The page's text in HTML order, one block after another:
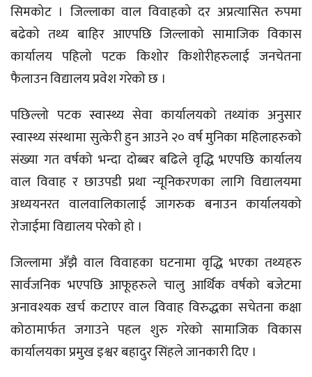
सिमकोट । जिल्लाका वाल विवाहको दर अप्रत्यासित रुपमा
बढेको तथ्य बाहिर आएपछि जिल्लाको सामाजिक विकास
कार्यालय पहिलो पटक किशोर किशोरीहरुलाई जनचेतना
फैलाउन विद्यालय प्रवेश गरेको छ ।
पछिल्लो पटक स्वास्थ्य सेवा कार्यालयको तथ्यांक अनुसार
स्वास्थ्य संस्थामा सुत्केरी हुन आउने २० वर्ष मुनिका महिलाहरुको
संख्या गत वर्षको भन्दा दोब्बर बढिले वृद्धि भएपछि कार्यालय
वाल विवाह र छाउपडी प्रथा न्यूनिकरणका लागि विद्यालयमा
अध्ययनरत वालवालिकालाई जागरुक बनाउन कार्यालयको
रोजाईमा विद्यालय परेको हो ।
जिल्लामा अँझै वाल विवाहका घटनामा वृद्धि भएका तथ्यहरु
सार्वजनिक भएपछि आफूहरुले चालु आर्थिक वर्षको बजेटमा
अनावश्यक खर्च कटाएर वाल विवाह विरुद्धका सचेतना कक्षा
कोठामार्फत जगाउने पहल शुरु गरेको सामाजिक विकास
कार्यालयका प्रमुख इश्वर बहादुर सिंहले जानकारी दिए ।